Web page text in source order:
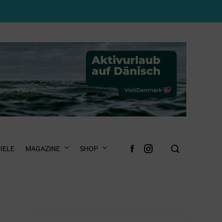
MAGAZINE SHOP